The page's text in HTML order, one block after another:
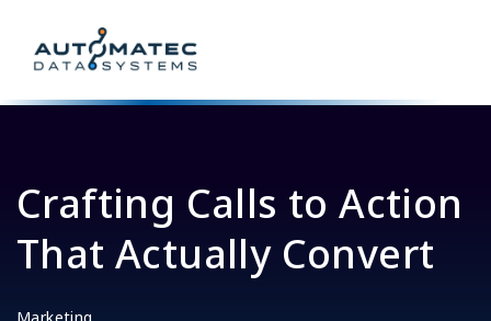
Crafting Calls to Action
That Actually Convert
Marketing